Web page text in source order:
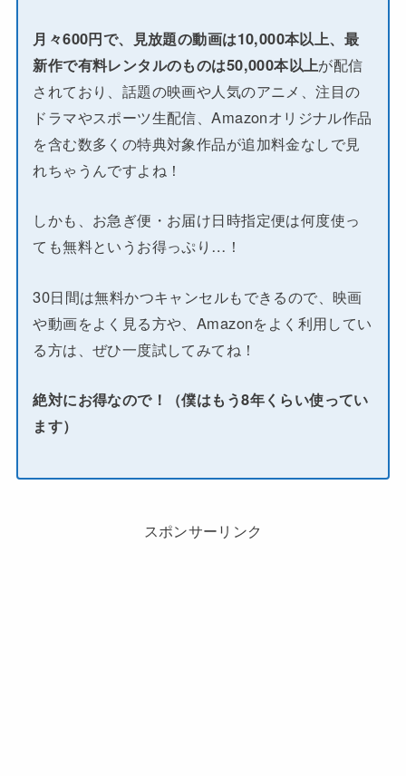
月々600円で、見放題の動画は10,000本以上、最
新作で有料レンタルのものは50,000本以上が配信
されており、話題の映画や人気のアニメ、注目の
ドラマやスポーツ生配信、Amazonオリジナル作品
を含む数多くの特典対象作品が追加料金なしで見
れちゃうんですよね！
しかも、お急ぎ便・お届け日時指定便は何度使っ
ても無料というお得っぷり…！
30日間は無料かつキャンセルもできるので、映画
や動画をよく見る方や、Amazonをよく利用してい
る方は、ぜひ一度試してみてね！
絶対にお得なので！（僕はもう8年くらい使ってい
ます）
スポンサーリンク